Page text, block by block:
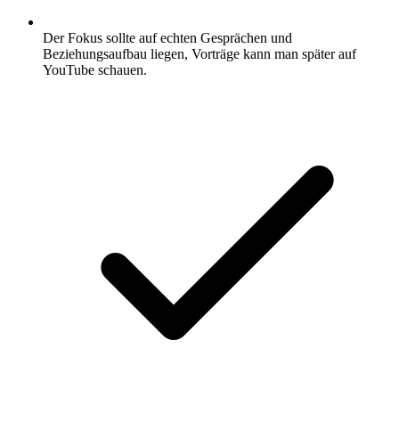
Der Fokus sollte auf echten Gesprächen und
Beziehungsaufbau liegen, Vorträge kann man später auf
YouTube schauen.